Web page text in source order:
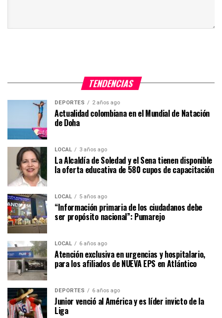
TENDENCIAS
DEPORTES 2 años ago
Actualidad colombiana en el Mundial de Natación
de Doha
LOCAL 3 años ago
La Alcaldía de Soledad y el Sena tienen disponible
la oferta educativa de 580 cupos de capacitación
LOCAL 5 años ago
“Información primaria de los ciudadanos debe
ser propósito nacional”: Pumarejo
LOCAL 6 años ago
Atención exclusiva en urgencias y hospitalario,
para los afiliados de NUEVA EPS en Atlántico
DEPORTES 6 años ago
Junior venció al América y es líder invicto de la
Liga